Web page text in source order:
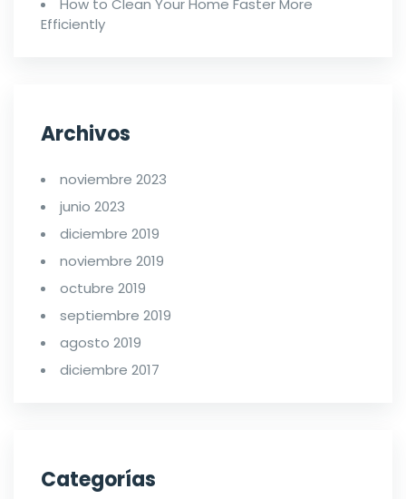
How to Clean Your Home Faster More
Efficiently
Archivos
noviembre 2023
junio 2023
diciembre 2019
noviembre 2019
octubre 2019
septiembre 2019
agosto 2019
diciembre 2017
Categorías